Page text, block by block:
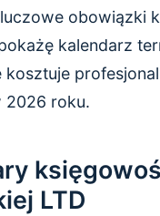
obowiązki
pokażę kalendarz
kosztuje
2026 roku.
LTD